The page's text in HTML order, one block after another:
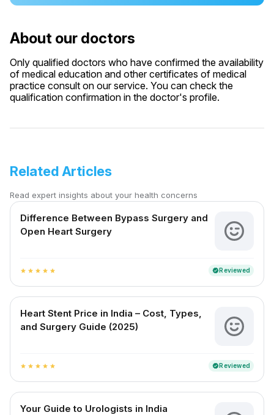
About our doctors
Only qualified doctors who have confirmed the availability
of medical education and other certificates of medical
practice consult on our service. You can check the
qualification confirmation in the doctor's profile.
Related Articles
Read expert insights about your health concerns
Difference Between Bypass Surgery and
Open Heart Surgery
star star star star star verifiedReviewed
Heart Stent Price in India – Cost, Types,
and Surgery Guide (2025)
star star star star star verifiedReviewed
Your Guide to Urologists in India